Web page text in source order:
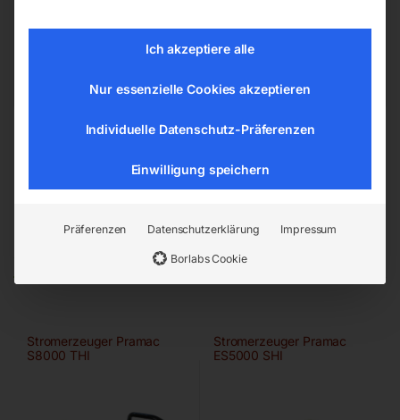
office@elmag.at
Ähnliche Produkte
Stromerzeuger Pramac
S8000 THI
Stromerzeuger Pramac
ES5000 SHI
Ich akzeptiere alle
Nur essenzielle Cookies akzeptieren
Individuelle Datenschutz-Präferenzen
Einwilligung speichern
Präferenzen Datenschutzerklärung Impressum
Borlabs Cookie